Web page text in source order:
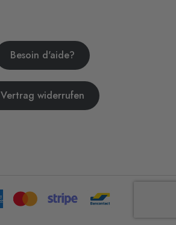
Besoin d'aide?
Vertrag widerrufen